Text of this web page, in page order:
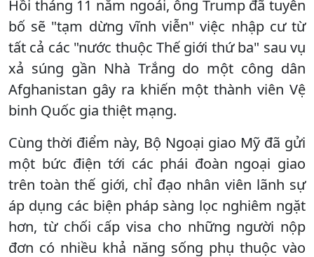
Hồi tháng 11 năm ngoái, ông Trump đã tuyên
bố sẽ "tạm dừng vĩnh viễn" việc nhập cư từ
tất cả các "nước thuộc Thế giới thứ ba" sau vụ
xả súng gần Nhà Trắng do một công dân
Afghanistan gây ra khiến một thành viên Vệ
binh Quốc gia thiệt mạng.
Cùng thời điểm này, Bộ Ngoại giao Mỹ đã gửi
một bức điện tới các phái đoàn ngoại giao
trên toàn thế giới, chỉ đạo nhân viên lãnh sự
áp dụng các biện pháp sàng lọc nghiêm ngặt
hơn, từ chối cấp visa cho những người nộp
đơn có nhiều khả năng sống phụ thuộc vào